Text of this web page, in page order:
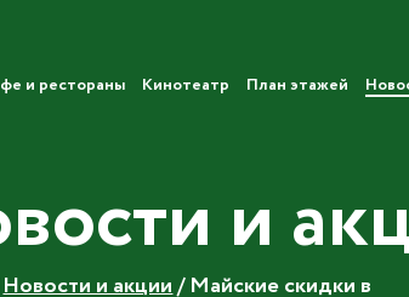
и рестораны Кинотеатр План этажей
и
Новости и акции/Майские скидки в